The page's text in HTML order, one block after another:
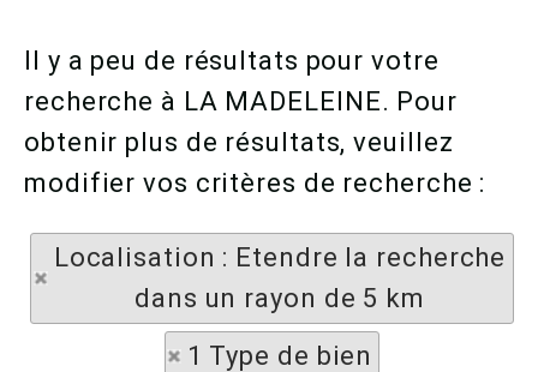
Il y a peu de résultats pour votre
recherche à LA MADELEINE. Pour
obtenir plus de résultats, veuillez
modifier vos critères de recherche :
Localisation : Etendre la recherche
dans un rayon de 5 km
1 Type de bien